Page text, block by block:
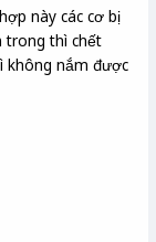
này các cơ bị
trong thì chết
không nắm được